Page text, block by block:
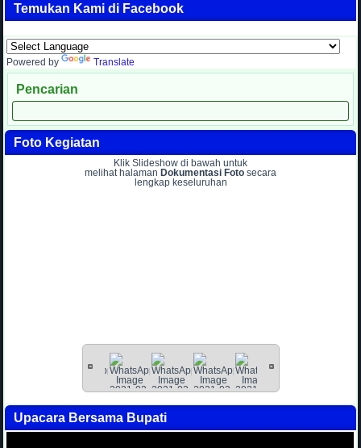
Temukan Kami di Facebook
Powered by Translate
Pencarian
Foto Kegiatan
Klik Slideshow di bawah untuk
melihat halaman Dokumentasi Foto secara
lengkap keseluruhan
Upacara Bersama Bupati